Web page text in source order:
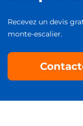
Recevez un devis
monte-escalier.